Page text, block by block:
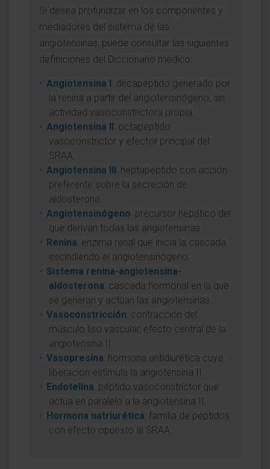
Si desea profundizar en los componentes y
mediadores del sistema de las
angiotensinas, puede consultar las siguientes
definiciones del Diccionario médico:
Angiotensina I: decapéptido generado por
la renina a partir del angiotensinógeno, sin
actividad vasoconstrictora propia.
Angiotensina II: octapéptido
vasoconstrictor y efector principal del
SRAA.
Angiotensina III: heptapéptido con acción
preferente sobre la secreción de
aldosterona.
Angiotensinógeno: precursor hepático del
que derivan todas las angiotensinas.
Renina: enzima renal que inicia la cascada
escindiendo el angiotensinógeno.
Sistema renina-angiotensina-
aldosterona: cascada hormonal en la que
se generan y actúan las angiotensinas.
Vasoconstricción: contracción del
músculo liso vascular, efecto central de la
angiotensina II.
Vasopresina: hormona antidiurética cuya
liberación estimula la angiotensina II.
Endotelina: péptido vasoconstrictor que
actúa en paralelo a la angiotensina II.
Hormona natriurética: familia de péptidos
con efecto opuesto al SRAA.